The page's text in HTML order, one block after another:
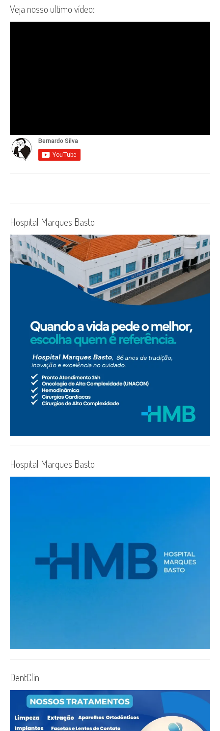
Veja nosso ultimo vídeo:
Hospital Marques Basto
Hospital Marques Basto
DentClin